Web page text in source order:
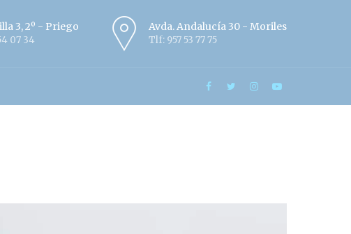
3, 2º - Priego
07 34
Avda. Andalucía 30 - Moriles
Tlf: 957 53 77 75